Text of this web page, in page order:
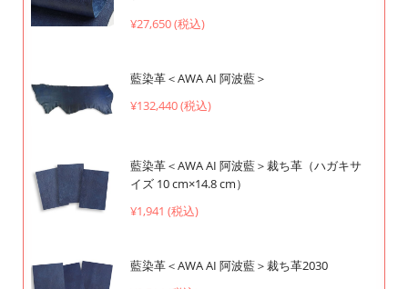
¥27,650 (税込)
藍染革＜AWA AI 阿波藍＞
¥132,440 (税込)
藍染革＜AWA AI 阿波藍＞裁ち革（ハガキサ
イズ 10 cm×14.8 cm）
¥1,941 (税込)
藍染革＜AWA AI 阿波藍＞裁ち革2030